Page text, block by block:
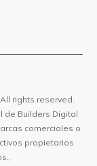
rights reserved.
de Builders Digital
comerciales o
propietarios.